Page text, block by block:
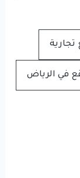
في الرياض